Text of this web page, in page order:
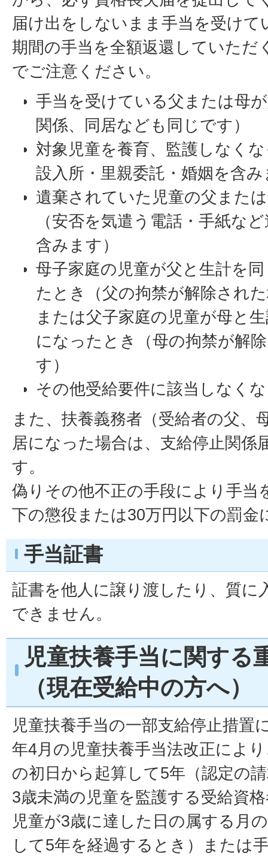
届け出をしないまま手当を受けて
期間の手当を全額返還していただ
でご注意ください。
手当を受けている父または母
関係、同居なども同じです）
対象児童を養育、監護しなく
設入所・里親委託・婚姻を含
遺棄されていた児童の父また
（安否を気遣う電話・手紙な
含みます）
母子家庭の児童が父と生計を
たとき（父の拘禁が解除され
または父子家庭の児童が母と
になったとき（母の拘禁が解
す）
その他受給要件に該当しなく
また、扶養義務者（受給者の父、
居になった場合は、支給停止関係
す。
偽りその他不正の手段により手当
下の懲役または30万円以下の罰金
手当証書
証書を他人に譲り渡したり、質に
できません。
児童扶養手当に関する
（現在受給中の方へ）
児童扶養手当の一部支給停止措置
年4月の児童扶養手当法改正によ
の初日から起算して5年（認定の
3歳未満の児童を監護する受給資
児童が3歳に達した日の属する月
して5年を経過するとき）または